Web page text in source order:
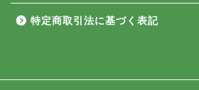
特定商取引法に基づく表記